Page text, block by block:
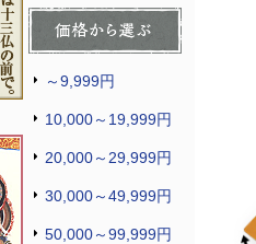
～9,999円
10,000～19,999円
20,000～29,999円
30,000～49,999円
50,000～99,999円